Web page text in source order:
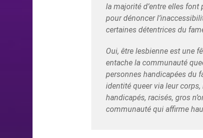
la majorité d’entre elles
pour dénoncer
certaines détentrices du
Oui, être lesbienne est une
entache la communauté
personnes handicapées du
identité queer via leur
handicapés, racisés, gros
communauté qui affirme